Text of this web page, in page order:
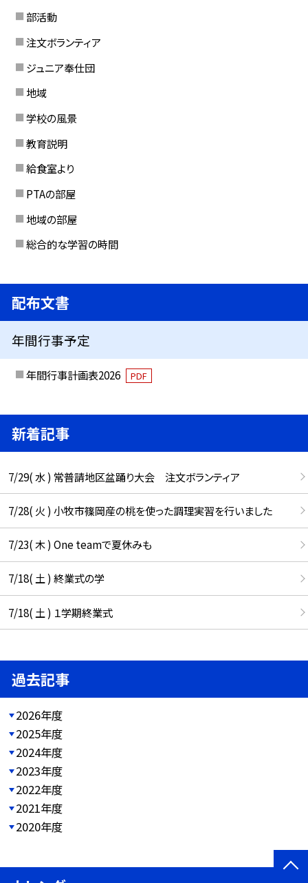
部活動
注文ボランティア
ジュニア奉仕団
地域
学校の風景
教育説明
給食室より
PTAの部屋
地域の部屋
総合的な学習の時間
配布文書
年間行事予定
年間行事計画表2026 PDF
新着記事
7/29( 水 ) 常普請地区盆踊り大会 注文ボランティア
7/28( 火 ) 小牧市篠岡産の桃を使った調理実習を行いました
7/23( 木 ) One teamで夏休みも
7/18( 土 ) 終業式の学
7/18( 土 ) １学期終業式
過去記事
2026年度
2025年度
2024年度
2023年度
2022年度
2021年度
2020年度